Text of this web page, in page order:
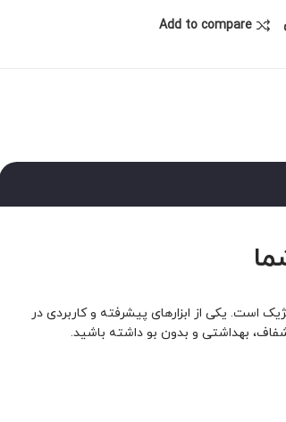
Add to compare
است. یکی از ابزارهای پیشرفته و کاربردی در